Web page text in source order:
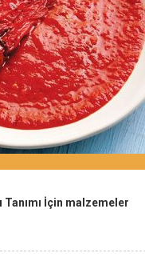
İçin malzemeler